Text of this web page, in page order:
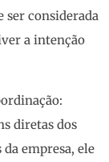
ser considerada
a intenção
diretas dos
empresa, ele